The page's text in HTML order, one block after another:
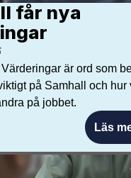
får nya
är ord som
på Samhall och hur
på jobbet.
Läs